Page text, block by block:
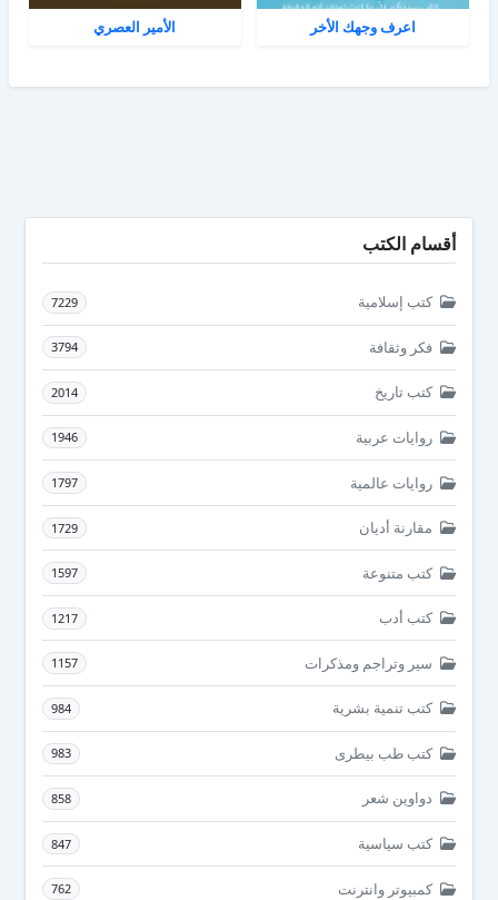
اعرف وجهك الأخر الأمير العصري
أقسام الكتب
كتب إسلامية 7229
فكر وثقافة 3794
كتب تاريخ 2014
روايات عربية 1946
روايات عالمية 1797
مقارنة أديان 1729
كتب متنوعة 1597
كتب أدب 1217
سير وتراجم ومذكرات 1157
كتب تنمية بشرية 984
كتب طب بيطرى 983
دواوين شعر 858
كتب سياسية 847
كمبيوتر وانترنت 762